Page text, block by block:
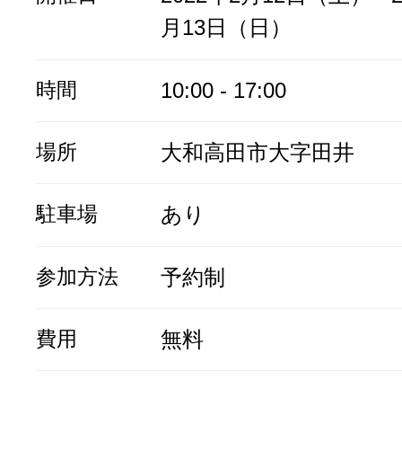
月13日（日）
時間 10:00 - 17:00
場所 大和高田市大字田井
駐車場 あり
参加方法 予約制
費用 無料